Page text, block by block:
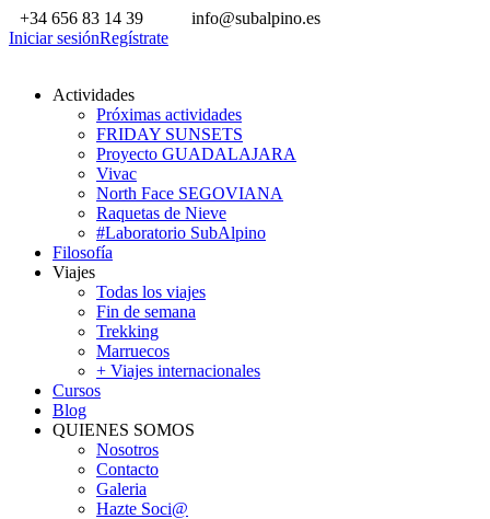
+34 656 83 14 39
info@subalpino.es
Iniciar sesiónRegístrate
Actividades
Próximas actividades
FRIDAY SUNSETS
Proyecto GUADALAJARA
Vivac
North Face SEGOVIANA
Raquetas de Nieve
#Laboratorio SubAlpino
Filosofía
Viajes
Todas los viajes
Fin de semana
Trekking
Marruecos
+ Viajes internacionales
Cursos
Blog
QUIENES SOMOS
Nosotros
Contacto
Galeria
Hazte Soci@